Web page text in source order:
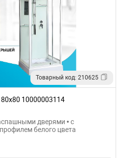
Товарный код: 210625
10000003114
дверями • с
белого цвета